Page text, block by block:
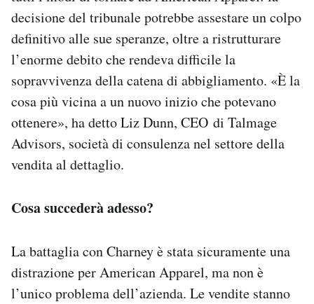
decisione del tribunale potrebbe assestare un colpo
definitivo alle sue speranze, oltre a ristrutturare
l’enorme debito che rendeva difficile la
sopravvivenza della catena di abbigliamento. «È la
cosa più vicina a un nuovo inizio che potevano
ottenere», ha detto Liz Dunn, CEO di Talmage
Advisors, società di consulenza nel settore della
vendita al dettaglio.
Cosa succederà adesso?
La battaglia con Charney è stata sicuramente una
distrazione per American Apparel, ma non è
l’unico problema dell’azienda. Le vendite stanno